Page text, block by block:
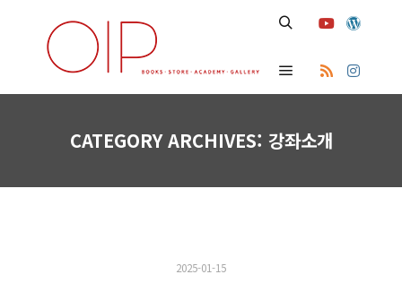
Main menu
CATEGORY ARCHIVES: 강좌소개
2025-01-15